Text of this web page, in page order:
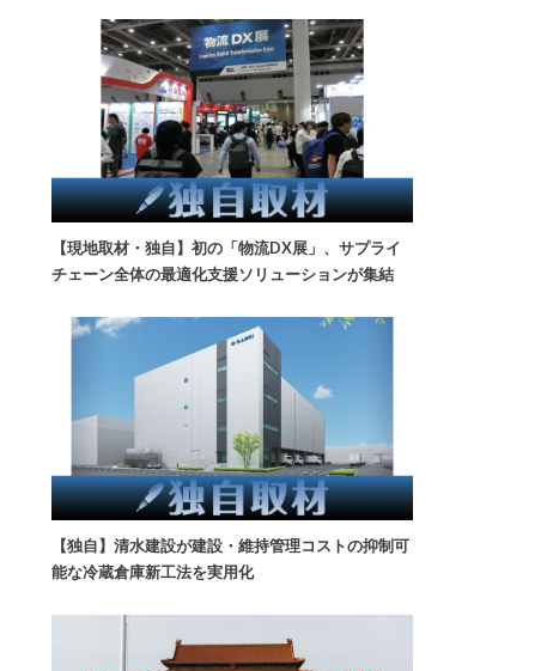
【現地取材・独自】初の「物流DX展」、サプライ
チェーン全体の最適化支援ソリューションが集結
【独自】清水建設が建設・維持管理コストの抑制可
能な冷蔵倉庫新工法を実用化